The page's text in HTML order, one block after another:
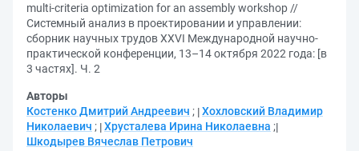
multi-criteria optimization for an assembly workshop //
Системный анализ в проектировании и управлении:
сборник научных трудов XXVI Международной научно-
практической конференции, 13–14 октября 2022 года: [в
3 частях]. Ч. 2
Авторы
Костенко Дмитрий Андреевич ; Хохловский Владимир
Николаевич ; Хрусталева Ирина Николаевна ;
Шкодырев Вячеслав Петрович